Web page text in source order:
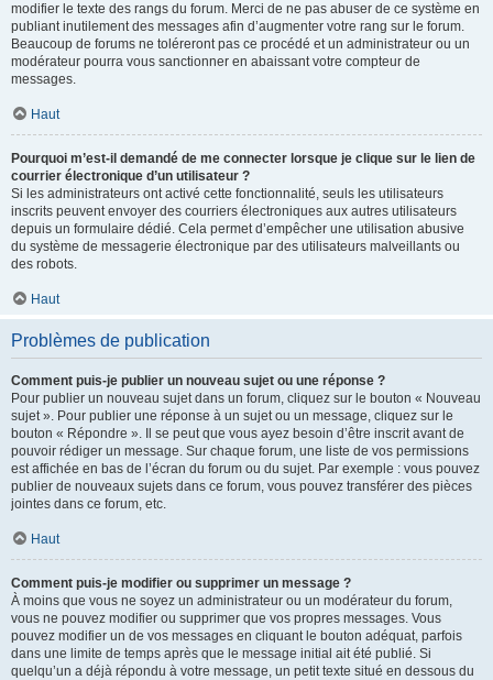
modifier le texte des rangs du forum. Merci de ne pas abuser de ce système en
publiant inutilement des messages afin d’augmenter votre rang sur le forum.
Beaucoup de forums ne toléreront pas ce procédé et un administrateur ou un
modérateur pourra vous sanctionner en abaissant votre compteur de
messages.
Haut
Pourquoi m’est-il demandé de me connecter lorsque je clique sur le lien de
courrier électronique d’un utilisateur ?
Si les administrateurs ont activé cette fonctionnalité, seuls les utilisateurs
inscrits peuvent envoyer des courriers électroniques aux autres utilisateurs
depuis un formulaire dédié. Cela permet d’empêcher une utilisation abusive
du système de messagerie électronique par des utilisateurs malveillants ou
des robots.
Haut
Problèmes de publication
Comment puis-je publier un nouveau sujet ou une réponse ?
Pour publier un nouveau sujet dans un forum, cliquez sur le bouton « Nouveau
sujet ». Pour publier une réponse à un sujet ou un message, cliquez sur le
bouton « Répondre ». Il se peut que vous ayez besoin d’être inscrit avant de
pouvoir rédiger un message. Sur chaque forum, une liste de vos permissions
est affichée en bas de l’écran du forum ou du sujet. Par exemple : vous pouvez
publier de nouveaux sujets dans ce forum, vous pouvez transférer des pièces
jointes dans ce forum, etc.
Haut
Comment puis-je modifier ou supprimer un message ?
À moins que vous ne soyez un administrateur ou un modérateur du forum,
vous ne pouvez modifier ou supprimer que vos propres messages. Vous
pouvez modifier un de vos messages en cliquant le bouton adéquat, parfois
dans une limite de temps après que le message initial ait été publié. Si
quelqu’un a déjà répondu à votre message, un petit texte situé en dessous du